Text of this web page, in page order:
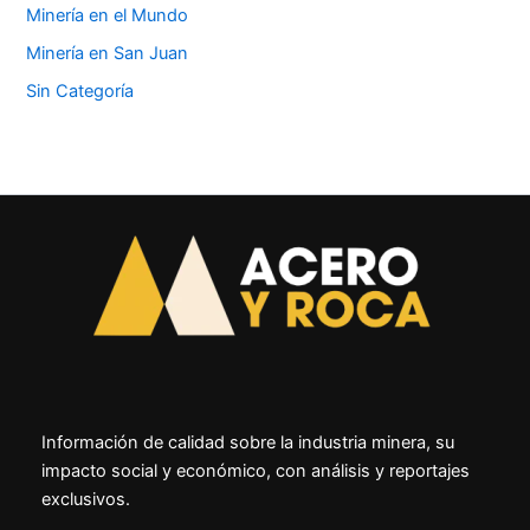
Minería en el Mundo
Minería en San Juan
Sin Categoría
Información de calidad sobre la industria minera, su
impacto social y económico, con análisis y reportajes
exclusivos.